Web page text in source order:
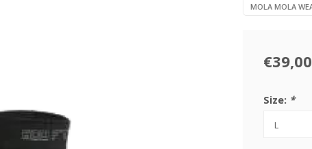
MOLA MOLA
€39,00
Size: *